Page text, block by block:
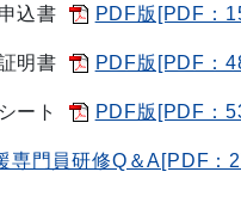
込書 PDF版[PDF：
明書 PDF版[PDF：
ート PDF版[PDF：
専門員研修Q＆A[PDF：